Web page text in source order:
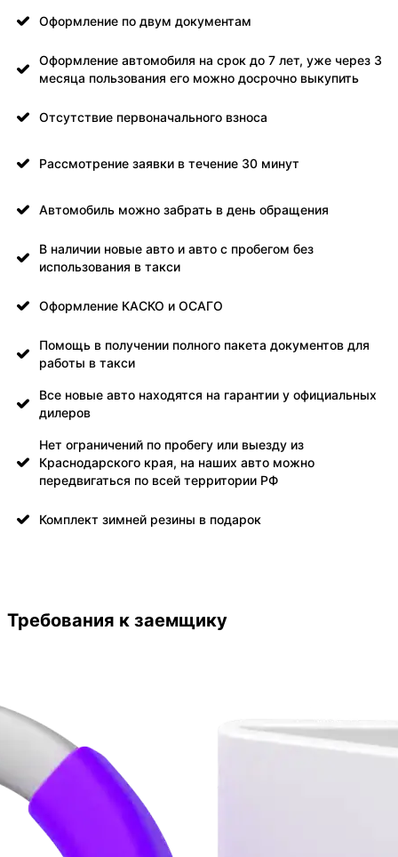
Оформление по двум документам
Оформление автомобиля на срок до 7 лет, уже через 3
месяца пользования его можно досрочно выкупить
Отсутствие первоначального взноса
Рассмотрение заявки в течение 30 минут
Автомобиль можно забрать в день обращения
В наличии новые авто и авто с пробегом без
использования в такси
Оформление КАСКО и ОСАГО
Помощь в получении полного пакета документов для
работы в такси
Все новые авто находятся на гарантии у официальных
дилеров
Нет ограничений по пробегу или выезду из
Краснодарского края, на наших авто можно
передвигаться по всей территории РФ
Комплект зимней резины в подарок
Требования к заемщику